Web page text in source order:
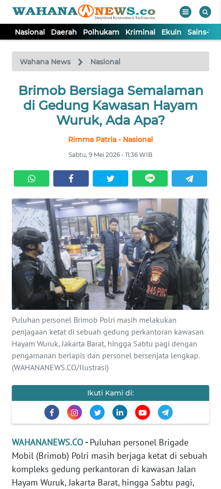
Nasional Daerah Polhukam Kriminal Ekuin Sains-
Wahana News Nasional
Brimob Bersiaga Semalaman
di Gedung Kawasan Hayam
Wuruk, Ada Apa?
Rimma Patria - Nasional
Sabtu, 9 Mei 2026 - 11:36 WIB
Puluhan personel Brimob Polri masih melakukan
penjagaan ketat di sebuah gedung perkantoran kawasan
Hayam Wuruk, Jakarta Barat, hingga Sabtu pagi dengan
pengamanan berlapis dan personel bersenjata lengkap.
(WAHANANEWS.CO/Ilustrasi)
Ikuti Kami di:
WAHANANEWS.CO -Puluhan personel Brigade
Mobil (Brimob) Polri masih berjaga ketat di sebuah
kompleks gedung perkantoran di kawasan Jalan
Hayam Wuruk, Jakarta Barat, hingga Sabtu pagi,
TV
Tutup
NASIONAL
KRIMINAL
EKUIN
SAINS-TEKNO
KESEHATAN
INTERNASIONAL
SERBA-SERBI
PENDIDIKAN
OLAHRAGA
EDITORIAL
Informasi
INDEKS
BERITA